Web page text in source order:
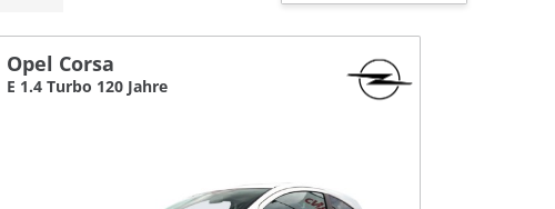
Opel Corsa
E 1.4 Turbo 120 Jahre